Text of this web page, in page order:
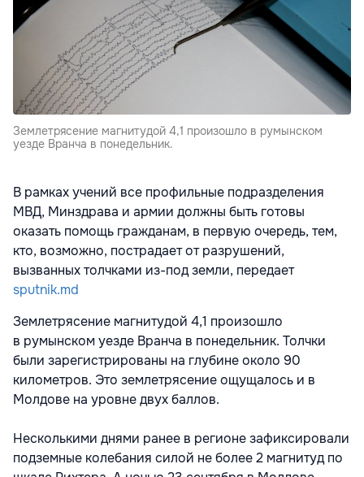
Землетрясение магнитудой 4,1 произошло в румынском
уезде Вранча в понедельник.
В рамках учений все профильные подразделения
МВД, Минздрава и армии должны быть готовы
оказать помощь гражданам, в первую очередь, тем,
кто, возможно, пострадает от разрушений,
вызванных толчками из-под земли, передает
sputnik.md
Землетрясение магнитудой 4,1 произошло
в румынском уезде Вранча в понедельник. Толчки
были зарегистрированы на глубине около 90
километров. Это землетрясение ощущалось и в
Молдове на уровне двух баллов.
Несколькими днями ранее в регионе зафиксировали
подземные колебания силой не более 2 магнитуд по